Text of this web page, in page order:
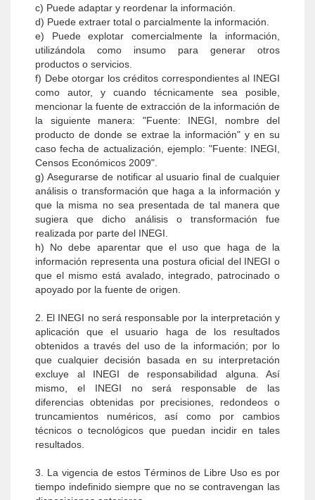
c) Puede adaptar y reordenar la información.
d) Puede extraer total o parcialmente la información.
e) Puede explotar comercialmente la información,
utilizándola como insumo para generar otros
productos o servicios.
f) Debe otorgar los créditos correspondientes al INEGI
como autor, y cuando técnicamente sea posible,
mencionar la fuente de extracción de la información de
la siguiente manera: "Fuente: INEGI, nombre del
producto de donde se extrae la información" y en su
caso fecha de actualización, ejemplo: "Fuente: INEGI,
Censos Económicos 2009".
g) Asegurarse de notificar al usuario final de cualquier
análisis o transformación que haga a la información y
que la misma no sea presentada de tal manera que
sugiera que dicho análisis o transformación fue
realizada por parte del INEGI.
h) No debe aparentar que el uso que haga de la
información representa una postura oficial del INEGI o
que el mismo está avalado, integrado, patrocinado o
apoyado por la fuente de origen.
2. El INEGI no será responsable por la interpretación y
aplicación que el usuario haga de los resultados
obtenidos a través del uso de la información; por lo
que cualquier decisión basada en su interpretación
excluye al INEGI de responsabilidad alguna. Así
mismo, el INEGI no será responsable de las
diferencias obtenidas por precisiones, redondeos o
truncamientos numéricos, así como por cambios
técnicos o tecnológicos que puedan incidir en tales
resultados.
3. La vigencia de estos Términos de Libre Uso es por
tiempo indefinido siempre que no se contravengan las